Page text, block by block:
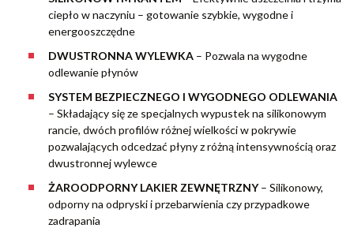
ciepło w naczyniu – gotowanie szybkie, wygodne i
energooszczędne
DWUSTRONNA WYLEWKA – Pozwala na wygodne
odlewanie płynów
SYSTEM BEZPIECZNEGO I WYGODNEGO ODLEWANIA
– Składający się ze specjalnych wypustek na silikonowym
rancie, dwóch profilów różnej wielkości w pokrywie
pozwalających odcedzać płyny z różną intensywnością oraz
dwustronnej wylewce
ŻAROODPORNY LAKIER ZEWNĘTRZNY– Silikonowy,
odporny na odpryski i przebarwienia czy przypadkowe
zadrapania